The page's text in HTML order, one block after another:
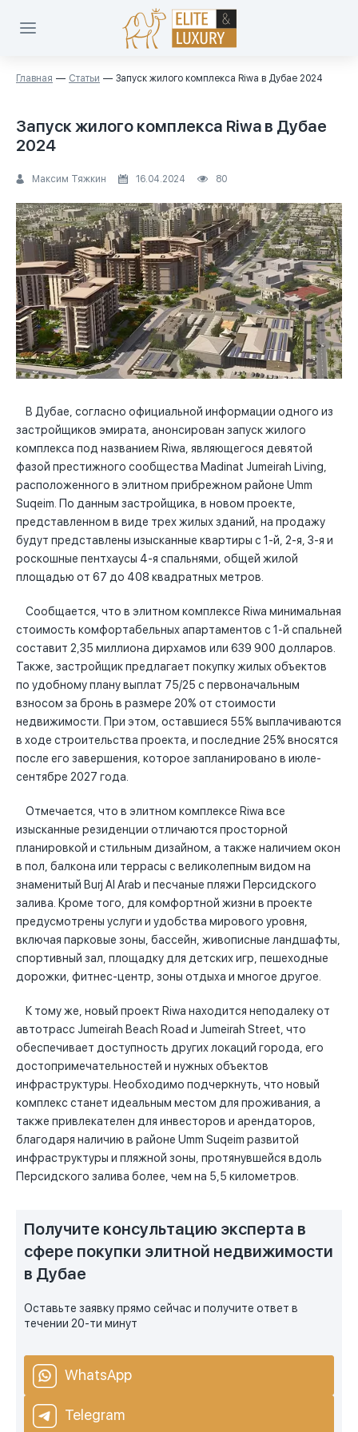
Главная Статьи Запуск жилого комплекса Riwa в Дубае 2024
Запуск жилого комплекса Riwa в Дубае
2024
Максим Тяжкин 16.04.2024 80
В Дубае, согласно официальной информации одного из
застройщиков эмирата, анонсирован запуск жилого
комплекса под названием Riwa, являющегося девятой
фазой престижного сообщества Madinat Jumeirah Living,
расположенного в элитном прибрежном районе Umm
Suqeim. По данным застройщика, в новом проекте,
представленном в виде трех жилых зданий, на продажу
будут представлены изысканные квартиры с 1-й, 2-я, 3-я и
роскошные пентхаусы 4-я спальнями, общей жилой
площадью от 67 до 408 квадратных метров.
Сообщается, что в элитном комплексе Riwa минимальная
стоимость комфортабельных апартаментов с 1-й спальней
составит 2,35 миллиона дирхамов или 639 900 долларов.
Также, застройщик предлагает покупку жилых объектов
по удобному плану выплат 75/25 с первоначальным
взносом за бронь в размере 20% от стоимости
недвижимости. При этом, оставшиеся 55% выплачиваются
в ходе строительства проекта, и последние 25% вносятся
после его завершения, которое запланировано в июле-
сентябре 2027 года.
Отмечается, что в элитном комплексе Riwa все
изысканные резиденции отличаются просторной
планировкой и стильным дизайном, а также наличием окон
в пол, балкона или террасы с великолепным видом на
знаменитый Burj Al Arab и песчаные пляжи Персидского
залива. Кроме того, для комфортной жизни в проекте
предусмотрены услуги и удобства мирового уровня,
включая парковые зоны, бассейн, живописные ландшафты,
спортивный зал, площадку для детских игр, пешеходные
дорожки, фитнес-центр, зоны отдыха и многое другое.
К тому же, новый проект Riwa находится неподалеку от
автотрасс Jumeirah Beach Road и Jumeirah Street, что
обеспечивает доступность других локаций города, его
достопримечательностей и нужных объектов
инфраструктуры. Необходимо подчеркнуть, что новый
комплекс станет идеальным местом для проживания, а
также привлекателен для инвесторов и арендаторов,
благодаря наличию в районе Umm Suqeim развитой
инфраструктуры и пляжной зоны, протянувшейся вдоль
Персидского залива более, чем на 5,5 километров.
Получите консультацию эксперта в
сфере покупки элитной недвижимости
в Дубае
Оставьте заявку прямо сейчас и получите ответ в
течении 20-ти минут
WhatsApp
Telegram